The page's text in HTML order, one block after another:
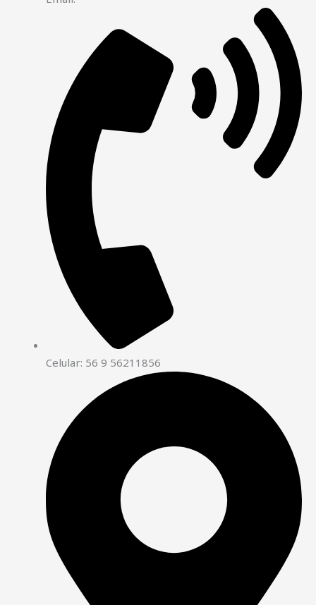
Celular: 56 9 56211856